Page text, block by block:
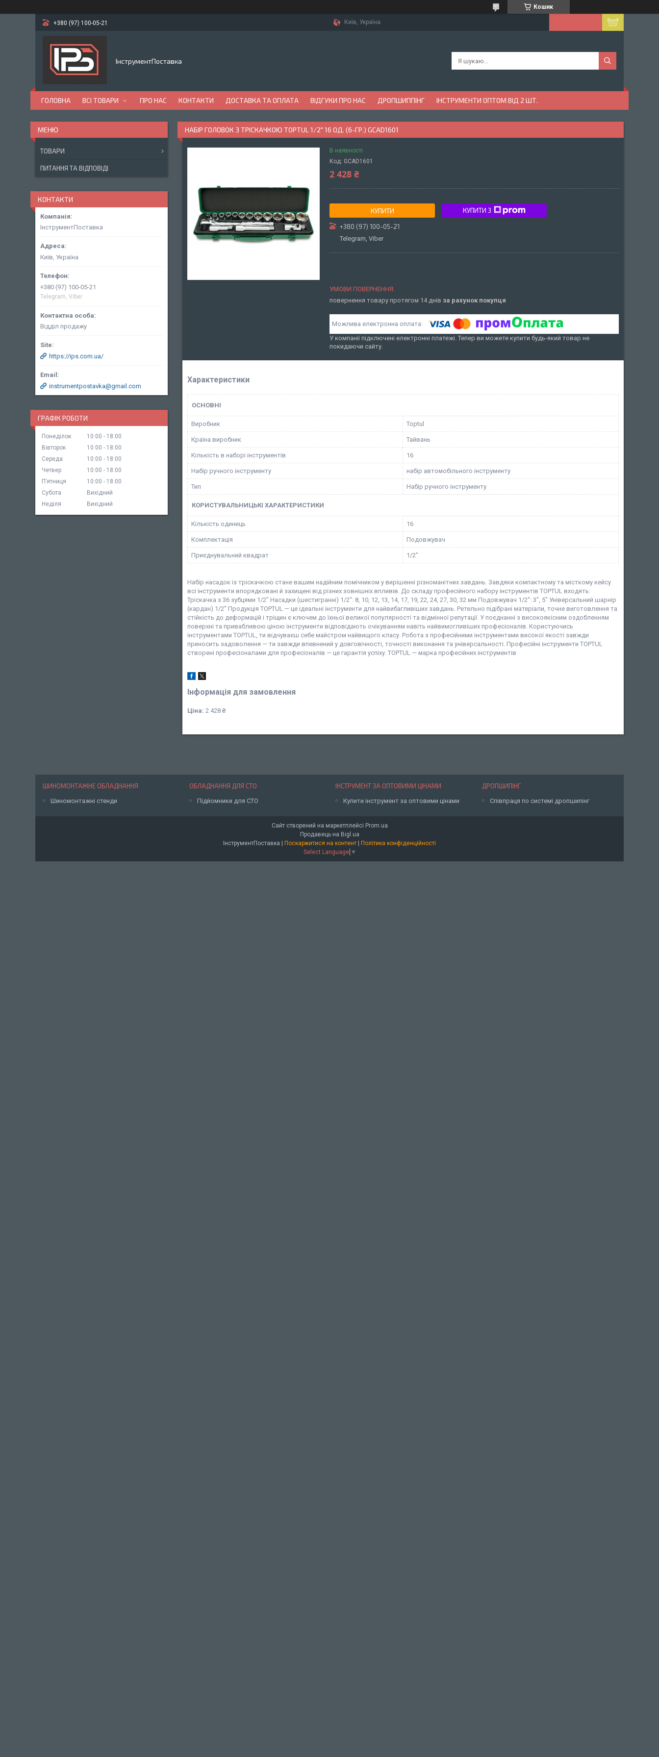
Кошик
+380 (97) 100-05-21 Київ, Україна
ІнструментПоставка
ГОЛОВНА ВСІ ТОВАРИ ПРО НАС КОНТАКТИ ДОСТАВКА ТА ОПЛАТА ВІДГУКИ ПРО НАС ДРОПШИППІНГ ІНСТРУМЕНТИ ОПТОМ ВІД 2 ШТ.
НАБІР ГОЛОВОК З ТРІСКАЧКОЮ TOPTUL 1/2" 16 ОД. (6-ГР.) GCAD1601
В наявності
Код: GCAD1601
2 428 ₴
КУПИТИ КУПИТИ З
+380 (97) 100-05-21
Telegram, Viber
повернення товару протягом 14 днів за рахунок покупця
У компанії підключені електронні платежі. Тепер ви можете купити будь-який товар не
покидаючи сайту.
Характеристики
ОСНОВНІ
Виробник Toptul
Країна виробник Тайвань
Кількість в наборі інструментів 16
Набір ручного інструменту набір автомобільного інструменту
Тип Набір ручного інструменту
КОРИСТУВАЛЬНИЦЬКІ ХАРАКТЕРИСТИКИ
Кількість одиниць 16
Комплектація Подовжувач
Приєднувальний квадрат 1/2"
Набір насадок із тріскачкою стане вашим надійним помічником у вирішенні різноманітних завдань. Завдяки компактному та місткому кейсу
всі інструменти впорядковані й захищені від різних зовнішніх впливів. До складу професійного набору інструментів TOPTUL входять:
Тріскачка з 36 зубцями 1/2" Насадки (шестигранні) 1/2": 8, 10, 12, 13, 14, 17, 19, 22, 24, 27, 30, 32 мм Подовжувач 1/2": 3", 5" Універсальний шарнір
(кардан) 1/2" Продукція TOPTUL — це ідеальні інструменти для найвибагливіших завдань. Ретельно підібрані матеріали, точне виготовлення та
стійкість до деформацій і тріщин є ключем до їхньої великої популярності та відмінної репутації. У поєднанні з високоякісним оздобленням
поверхні та привабливою ціною інструменти відповідають очікуванням навіть найвимогливіших професіоналів. Користуючись
інструментами TOPTUL, ти відчуваєш себе майстром найвищого класу. Робота з професійними інструментами високої якості завжди
приносить задоволення — ти завжди впевнений у довговічності, точності виконання та універсальності. Професійні інструменти TOPTUL
створені професіоналами для професіоналів — це гарантія успіху. TOPTUL — марка професійних інструментів
Інформація для замовлення
Ціна: 2 428 ₴
ТОВАРИ
ПИТАННЯ ТА ВІДПОВІДІ
КОНТАКТИ
ІнструментПоставка
Київ, Україна
+380 (97) 100-05-21
Telegram, Viber
Відділ продажу
https://ips.com.ua/
instrumentpostavka@gmail.com
ГРАФІК РОБОТИ
Понеділок 10:00
18:00
Вівторок
10:00
18:00
Середа
10:00
18:00
Четвер
10:00
18:00
Пʼятниця
10:00
18:00
Субота
Вихідний
Неділя
Вихідний
ШИНОМОНТАЖНЕ ОБЛАДНАННЯ
Шиномонтажні стенди
ОБЛАДНАННЯ ДЛЯ СТО
Підйомники для СТО
ІНСТРУМЕНТ ЗА ОПТОВИМИ ЦІНАМИ
Купити інструмент за оптовими цінами
ДРОПШИПІНГ
Співпраця по системі дропшипінг
Сайт створений на маркетплейсі Prom.ua
Продавець на Bigl.ua
ІнструментПоставка | Поскаржитися на контент | Політика конфіденційності
Select Language ▼